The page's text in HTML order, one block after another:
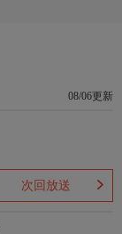
08/06更新
次回放送